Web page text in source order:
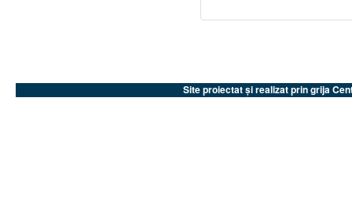
Site proiectat și realizat prin grija